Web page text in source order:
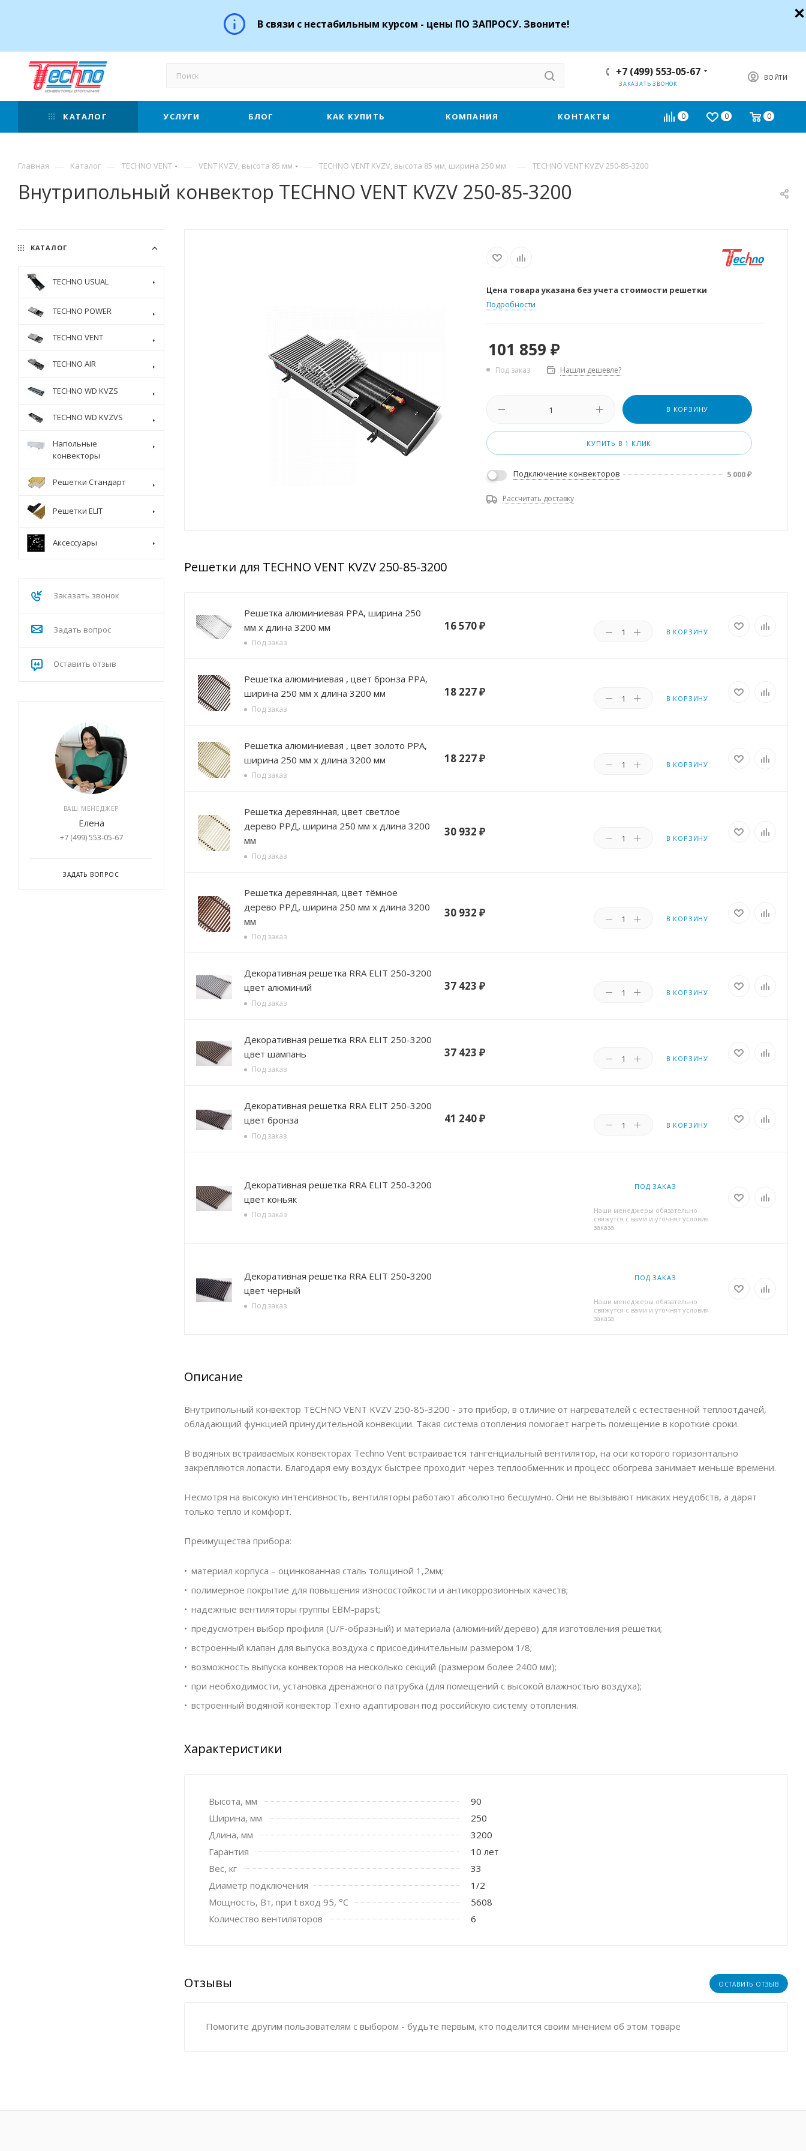
В связи с нестабильным курсом - цены ПО ЗАПРОСУ. Звоните!
ВОЙТИ
+7 (499) 553-05-67
ЗАКАЗАТЬ ЗВОНОК
0 0 0
КАТАЛОГ УСЛУГИ БЛОГ КАК КУПИТЬ КОМПАНИЯ КОНТАКТЫ
Главная — Каталог — TECHNO VENT — VENT KVZV, высота 85 мм — TECHNO VENT KVZV, высота 85 мм, ширина 250 мм — TECHNO VENT KVZV 250-85-3200
Внутрипольный конвектор TECHNO VENT KVZV 250-85-3200
Цена товара указана без учета стоимости решетки
Подробности
101 859 ₽
Под заказ Нашли дешевле?
В КОРЗИНУ
КУПИТЬ В 1 КЛИК
Подключение конвекторов 5 000₽
Рассчитать доставку
Решетки для TECHNO VENT KVZV 250-85-3200
Решетка алюминиевая РРА, ширина 250
мм х длина 3200 мм
Под заказ
16 570₽ В КОРЗИНУ
Решетка алюминиевая , цвет бронза РРА,
ширина 250 мм х длина 3200 мм
Под заказ
18 227₽ В КОРЗИНУ
Решетка алюминиевая , цвет золото РРА,
ширина 250 мм х длина 3200 мм
Под заказ
18 227₽ В КОРЗИНУ
Решетка деревянная, цвет светлое
дерево РРД, ширина 250 мм х длина 3200
мм
Под заказ
30 932 ₽ В КОРЗИНУ
Решетка деревянная, цвет тёмное
дерево РРД, ширина 250 мм х длина 3200
мм
Под заказ
30 932 ₽ В КОРЗИНУ
Декоративная решетка RRA ELIT 250-3200
цвет алюминий
Под заказ
37 423 ₽ В КОРЗИНУ
Декоративная решетка RRA ELIT 250-3200
цвет шампань
Под заказ
37 423 ₽ В КОРЗИНУ
Декоративная решетка RRA ELIT 250-3200
цвет бронза
Под заказ
41 240₽ В КОРЗИНУ
Декоративная решетка RRA ELIT 250-3200
цвет коньяк
Под заказ
ПОД ЗАКАЗ
Наши менеджеры обязательно
свяжутся с вами и уточнят условия
заказа
Декоративная решетка RRA ELIT 250-3200
цвет черный
Под заказ
ПОД ЗАКАЗ
Наши менеджеры обязательно
свяжутся с вами и уточнят условия
заказа
Описание
Внутрипольный конвектор TECHNO VENT KVZV 250-85-3200 - это прибор, в отличие от нагревателей с естественной теплоотдачей,
обладающий функцией принудительной конвекции. Такая система отопления помогает нагреть помещение в короткие сроки.
В водяных встраиваемых конвекторах Techno Vent встраивается тангенциальный вентилятор, на оси которого горизонтально
закрепляются лопасти. Благодаря ему воздух быстрее проходит через теплообменник и процесс обогрева занимает меньше времени.
Несмотря на высокую интенсивность, вентиляторы работают абсолютно бесшумно. Они не вызывают никаких неудобств, а дарят
только тепло и комфорт.
Преимущества прибора:
материал корпуса – оцинкованная сталь толщиной 1,2мм;
полимерное покрытие для повышения износостойкости и антикоррозионных качеств;
надежные вентиляторы группы EBM-papst;
предусмотрен выбор профиля (U/F-образный) и материала (алюминий/дерево) для изготовления решетки;
встроенный клапан для выпуска воздуха с присоединительным размером 1/8;
возможность выпуска конвекторов на несколько секций (размером более 2400 мм);
при необходимости, установка дренажного патрубка (для помещений с высокой влажностью воздуха);
встроенный водяной конвектор Техно адаптирован под российскую систему отопления.
Характеристики
Высота, мм
90
Ширина, мм
250
Длина, мм
3200
Гарантия
10 лет
Вес, кг
33
Диаметр подключения
1/2
Мощность, Вт, при t вход 95, °C
5608
Количество вентиляторов
6
Отзывы ОСТАВИТЬ ОТЗЫВ
Помогите другим пользователям с выбором - будьте первым, кто поделится своим мнением об этом товаре
КАТАЛОГ
TECHNO USUAL
TECHNO POWER
TECHNO VENT
TECHNO AIR
TECHNO WD KVZS
TECHNO WD KVZVS
Напольные
конвекторы
Решетки Стандарт
Решетки ELIT
Аксессуары
Заказать звонок
Задать вопрос
Оставить отзыв
ВАШ МЕНЕДЖЕР
Елена
+7 (499) 553-05-67
ЗАДАТЬ ВОПРОС